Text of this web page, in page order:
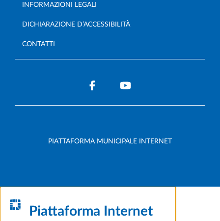
INFORMAZIONI LEGALI
DICHIARAZIONE D’ACCESSIBILITÀ
CONTATTI
PIATTAFORMA MUNICIPALE INTERNET
Piattaforma Internet